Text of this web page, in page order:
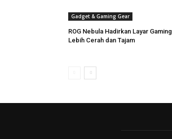
Gadget & Gaming Gear
ROG Nebula Hadirkan Layar Gaming
Lebih Cerah dan Tajam